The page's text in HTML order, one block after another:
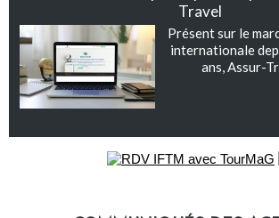
Travel
Présent sur le
internationale
ans, Assur-